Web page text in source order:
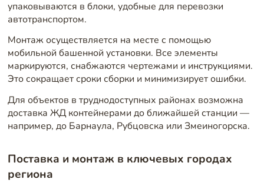
упаковываются в блоки, удобные для перевозки
автотранспортом.
Монтаж осуществляется на месте с помощью
мобильной башенной установки. Все элементы
маркируются, снабжаются чертежами и инструкциями.
Это сокращает сроки сборки и минимизирует ошибки.
Для объектов в труднодоступных районах возможна
доставка ЖД контейнерами до ближайшей станции —
например, до Барнаула, Рубцовска или Змеиногорска.
Поставка и монтаж в ключевых городах
региона